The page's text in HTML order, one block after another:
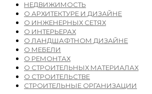
НЕДВИЖИМОСТЬ
О АРХИТЕКТУРЕ И ДИЗАЙНЕ
О ИНЖЕНЕРНЫХ СЕТЯХ
О ИНТЕРЬЕРАХ
О ЛАНДШАФТНОМ ДИЗАЙНЕ
О МЕБЕЛИ
О РЕМОНТАХ
О СТРОИТЕЛЬНЫХ МАТЕРИАЛАХ
О СТРОИТЕЛЬСТВЕ
СТРОИТЕЛЬНЫЕ ОРГАНИЗАЦИИ